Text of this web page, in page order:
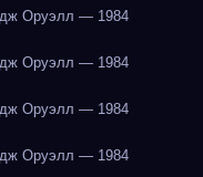
Оруэлл — 1984
Оруэлл — 1984
Оруэлл — 1984
Оруэлл — 1984